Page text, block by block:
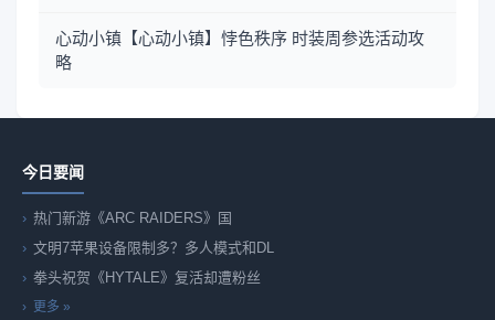
心动小镇【心动小镇】悖色秩序 时装周参选活动攻
略
今日要闻
热门新游《ARC RAIDERS》国
文明7苹果设备限制多？多人模式和DL
拳头祝贺《HYTALE》复活却遭粉丝
更多 »